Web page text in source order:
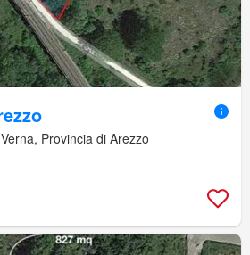
Provincia di Arezzo